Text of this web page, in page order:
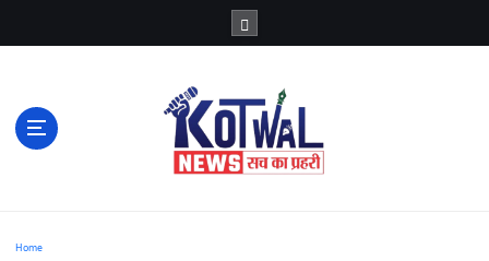
p
Home